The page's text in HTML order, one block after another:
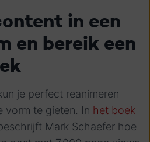
in een
en bereik een
je perfect reanimeren
vorm te gieten. In het boek
Mark Schaefer hoe